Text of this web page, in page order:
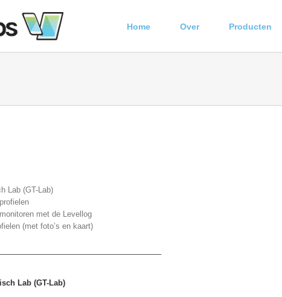
Home Over Producten
Lab (GT-Lab)
met de Levellog
(met foto’s en kaart)
Lab (GT-Lab)